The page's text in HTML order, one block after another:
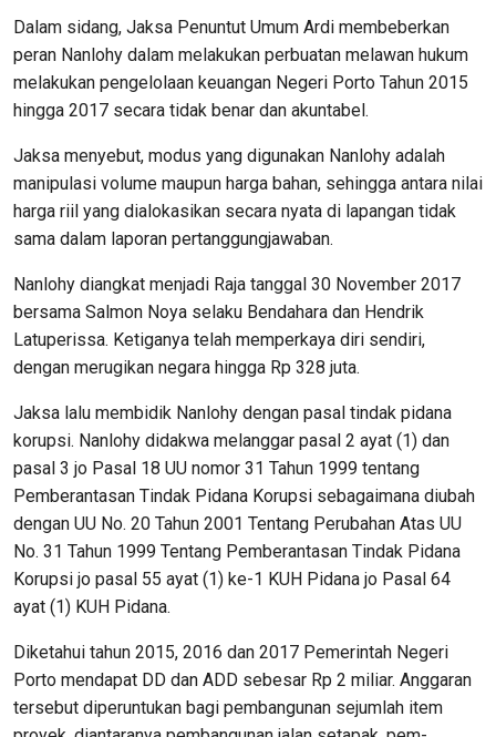
Dalam sidang, Jaksa Penuntut Umum Ardi membeberkan
peran Nanlohy dalam melakukan perbuatan melawan hukum
melakukan pengelolaan keuangan Negeri Porto Tahun 2015
hingga 2017 secara tidak benar dan akuntabel.
Jaksa menyebut, modus yang digunakan Nanlohy adalah
manipulasi volume maupun harga bahan, sehingga antara nilai
harga riil yang dialokasikan secara nyata di lapangan tidak
sama dalam laporan pertanggungjawaban.
Nanlohy diangkat menjadi Raja tanggal 30 November 2017
bersama Salmon Noya selaku Bendahara dan Hendrik
Latuperissa. Ketiganya telah memperkaya diri sendiri,
dengan merugikan negara hingga Rp 328 juta.
Jaksa lalu membidik Nanlohy dengan pasal tindak pidana
korupsi. Nanlohy didakwa melanggar pasal 2 ayat (1) dan
pasal 3 jo Pasal 18 UU nomor 31 Tahun 1999 tentang
Pemberantasan Tindak Pidana Korupsi sebagaimana diubah
dengan UU No. 20 Tahun 2001 Tentang Perubahan Atas UU
No. 31 Tahun 1999 Tentang Pemberantasan Tindak Pidana
Korupsi jo pasal 55 ayat (1) ke-1 KUH Pidana jo Pasal 64
ayat (1) KUH Pidana.
Diketahui tahun 2015, 2016 dan 2017 Pemerintah Negeri
Porto mendapat DD dan ADD se­besar Rp 2 miliar. Anggaran
tersebut diperuntukan bagi pembangunan sejumlah item